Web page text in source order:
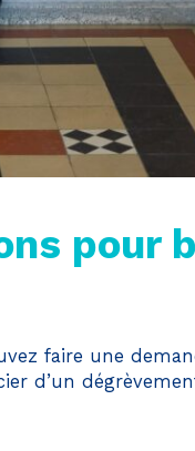
pour
faire une
d’un